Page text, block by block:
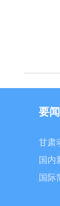
要
甘肃
国内
国际